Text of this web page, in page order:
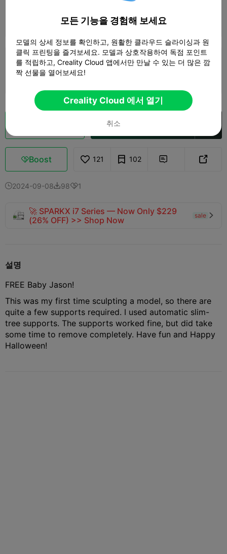
 37m 15s  1 플레이트
0.2mm layer, 2 walls, 15% infill

Creality Cloud 에서 열기
Boost 121 102  
2024-09-08981
🚀 SPARKX i7 Series — Now Only $229
(26% OFF) >> Shop Now
sale 
설명
FREE Baby Jason!
This was my first time sculpting a model, so there are
quite a few supports required. I used automatic slim-
tree supports. The supports worked fine, but did take
some time to remove completely. Have fun and Happy
Halloween!
모든 기능을 경험해 보세요
모델의 상세 정보를 확인하고, 원활한 클라우드 슬라이싱과 원
클릭 프린팅을 즐겨보세요. 모델과 상호작용하여 독점 포인트
를 적립하고, Creality Cloud 앱에서만 만날 수 있는 더 많은 깜
짝 선물을 열어보세요!
Creality Cloud 에서 열기
취소